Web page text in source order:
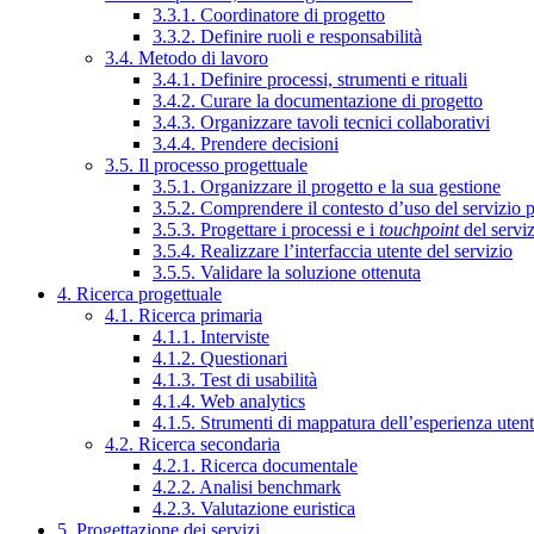
3.3.1. Coordinatore di progetto
3.3.2. Definire ruoli e responsabilità
3.4. Metodo di lavoro
3.4.1. Definire processi, strumenti e rituali
3.4.2. Curare la documentazione di progetto
3.4.3. Organizzare tavoli tecnici collaborativi
3.4.4. Prendere decisioni
3.5. Il processo progettuale
3.5.1. Organizzare il progetto e la sua gestione
3.5.2. Comprendere il contesto d’uso del servizio
3.5.3. Progettare i processi e i touchpointdel
3.5.4. Realizzare l’interfaccia utente del servizio
3.5.5. Validare la soluzione ottenuta
4. Ricerca progettuale
4.1. Ricerca primaria
4.1.1. Interviste
4.1.2. Questionari
4.1.3. Test di usabilità
4.1.4. Web analytics
4.1.5. Strumenti di mappatura dell’esperienza
4.2. Ricerca secondaria
4.2.1. Ricerca documentale
4.2.2. Analisi benchmark
4.2.3. Valutazione euristica
5. Progettazione dei servizi